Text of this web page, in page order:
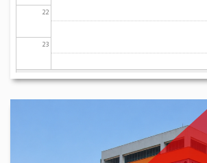
22
23